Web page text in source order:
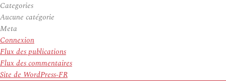
Categories
Aucune catégorie
Meta
Connexion
Flux des publications
Flux des commentaires
Site de WordPress-FR